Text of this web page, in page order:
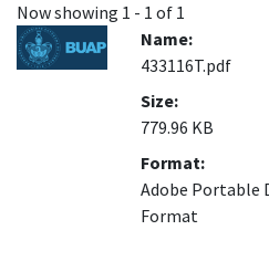
Now showing 1 - 1 of 1
Name:
433116T.pdf
Size:
779.96 KB
Format:
Adobe Portable
Format